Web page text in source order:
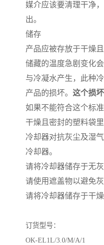
媒介应该要清理干净
出。
储存
产品应被存放于干燥
储藏的温度急剧变化
与冷凝水产生，此种
产品的损坏。 这个损
如果不能符合这个标
干燥且密封的塑料袋
冷却器对抗灰尘及湿
冷却器。
请将冷却器储存于无灰
请使用遮盖物以避免灰
请将冷却器储存于干
订货型号：
OK-EL1L/3.0/M/A/1